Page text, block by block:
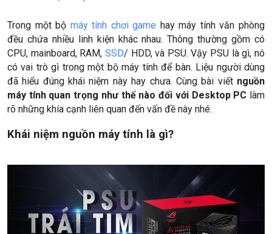
Trong một bộ máy tính chơi game hay máy tính văn phòng
đều chứa nhiều linh kiện khác nhau. Thông thường gồm có
CPU, mainboard, RAM, SSD/ HDD, và PSU. Vậy PSU là gì, nó
có vai trò gì trong một bộ máy tính để bàn. Liệu người dùng
đã hiểu đúng khái niệm này hay chưa. Cùng bài viết nguồn
máy tính quan trọng như thế nào đối với Desktop PC làm
rõ những khía cạnh liên quan đến vấn đề này nhé.
Khái niệm nguồn máy tính là gì?